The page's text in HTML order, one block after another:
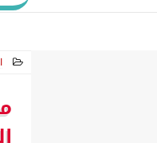
بنك مصر